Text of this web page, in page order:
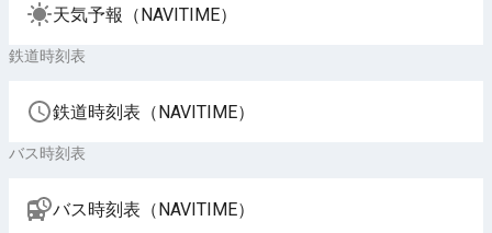
天気予報（NAVITIME）
鉄道時刻表
鉄道時刻表（NAVITIME）
バス時刻表
バス時刻表（NAVITIME）